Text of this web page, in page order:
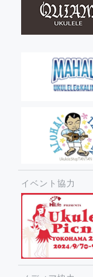
イベント協力